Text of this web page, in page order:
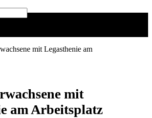
mit
am Arbeitsplatz